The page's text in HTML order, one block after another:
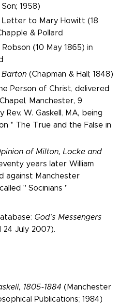
1958)
Letter to Mary Howitt (18
& Pollard
(10 May 1865) in
(Chapman & Hall; 1848)
Person of Christ, delivered
Manchester, 9
Rev. W. Gaskell, MA, being
" The True and the False in
of Milton, Locke and
years later William
against Manchester
" Socinians "
God's Messengers
24 July 2007).
1805-1884 (Manchester
Publications; 1984)